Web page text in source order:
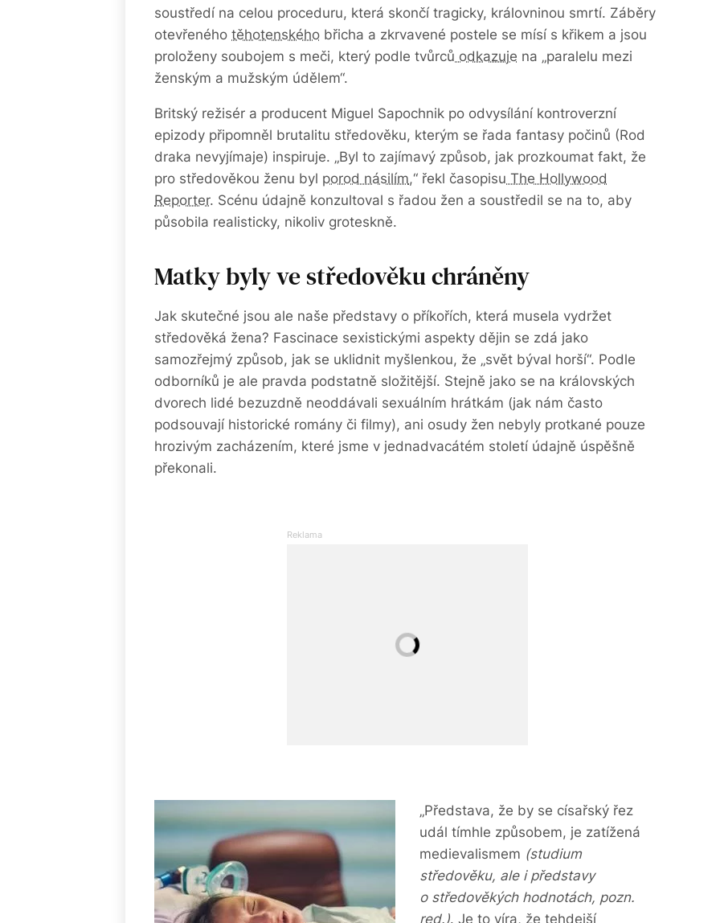
soustředí na celou proceduru, která skončí tragicky, královninou smrtí. Záběry
otevřeného těhotenského břicha a zkrvavené postele se mísí s křikem a jsou
proloženy soubojem s meči, který podle tvůrců odkazuje na „paralelu mezi
ženským a mužským údělem“.
Britský režisér a producent Miguel Sapochnik po odvysílání kontroverzní
epizody připomněl brutalitu středověku, kterým se řada fantasy počinů (Rod
draka nevyjímaje) inspiruje. „Byl to zajímavý způsob, jak prozkoumat fakt, že
pro středověkou ženu byl porod násilím,“ řekl časopisu The Hollywood
Reporter. Scénu údajně konzultoval s řadou žen a soustředil se na to, aby
působila realisticky, nikoliv groteskně.
Matky byly ve středověku chráněny
Jak skutečné jsou ale naše představy o příkořích, která musela vydržet
středověká žena? Fascinace sexistickými aspekty dějin se zdá jako
samozřejmý způsob, jak se uklidnit myšlenkou, že „svět býval horší“. Podle
odborníků je ale pravda podstatně složitější. Stejně jako se na královských
dvorech lidé bezuzdně neoddávali sexuálním hrátkám (jak nám často
podsouvají historické romány či filmy), ani osudy žen nebyly protkané pouze
hrozivým zacházením, které jsme v jednadvacátém století údajně úspěšně
překonali.
„Představa, že by se císařský řez
udál tímhle způsobem, je zatížená
medievalismem (studium
středověku, ale i představy
o středověkých hodnotách, pozn.
red.). Je to víra, že tehdejší